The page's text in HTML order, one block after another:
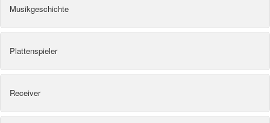
Musikgeschichte
Plattenspieler
Receiver